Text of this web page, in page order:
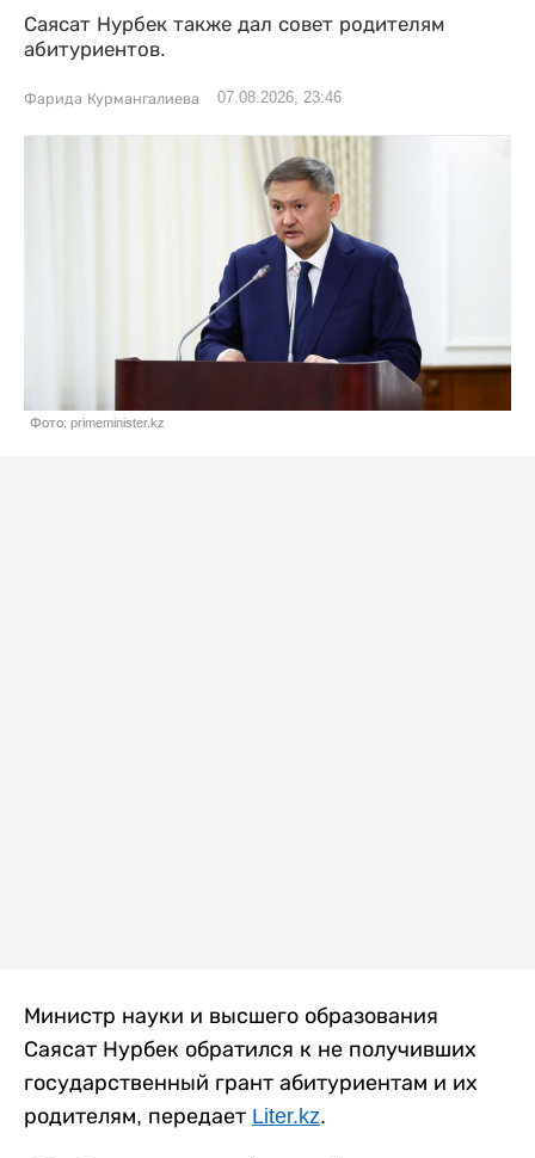
Саясат Нурбек также дал совет родителям
абитуриентов.
Фарида Курмангалиева 07.08.2026, 23:46
Фото: primeminister.kz
Министр науки и высшего образования
Саясат Нурбек обратился к не получивших
государственный грант абитуриентам и их
родителям, передает Liter.kz.